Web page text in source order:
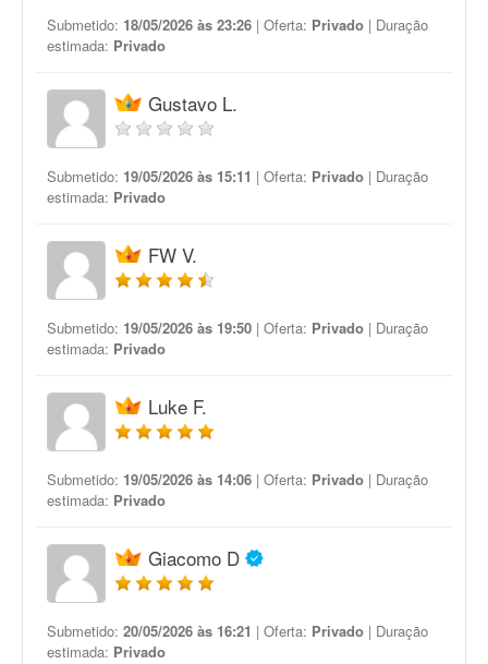
Submetido: 18/05/2026 às 23:26 | Oferta: Privado | Duração
estimada: Privado
Gustavo L.
Submetido: 19/05/2026 às 15:11 | Oferta: Privado | Duração
estimada: Privado
FW V.
Submetido: 19/05/2026 às 19:50 | Oferta: Privado | Duração
estimada: Privado
Luke F.
Submetido: 19/05/2026 às 14:06 | Oferta: Privado | Duração
estimada: Privado
Giacomo D
Submetido: 20/05/2026 às 16:21 | Oferta: Privado | Duração
estimada: Privado